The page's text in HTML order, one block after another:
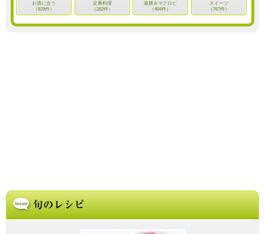
お酒に合う
（929件）
定番料理
（282件）
薬膳＆マクロビ
（404件）
スイーツ
（767件）